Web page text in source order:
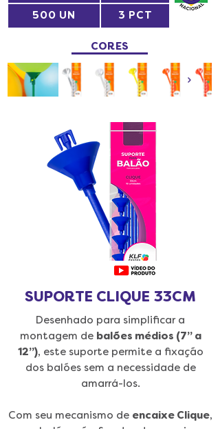
500 UN 3 PCT
CORES
SUPORTE CLIQUE 33CM
Desenhado para simplificar a
montagem de balões médios (7” a
12”), este suporte permite a fixação
dos balões sem a necessidade de
amarrá-los.
Com seu mecanismo de encaixe Clique,